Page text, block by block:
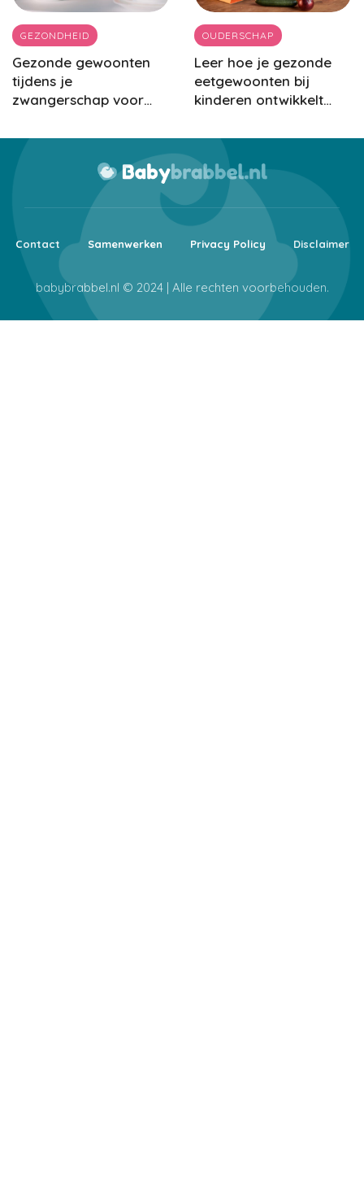
GEZONDHEID
Gezonde gewoonten
tijdens je
zwangerschap voor
OUDERSCHAP
Leer hoe je gezonde
eetgewoonten bij
kinderen ontwikkelt
lange termijn
Contact Samenwerken Privacy Policy Disclaimer
babybrabbel.nl © 2024 | Alle rechten voorbehouden.